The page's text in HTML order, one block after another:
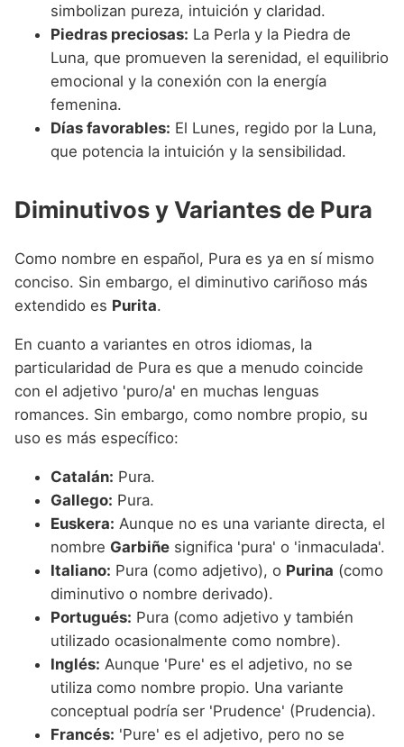
simbolizan pureza, intuición y claridad.
Piedras preciosas: La Perla y la Piedra de
Luna, que promueven la serenidad, el equilibrio
emocional y la conexión con la energía
femenina.
Días favorables: El Lunes, regido por la Luna,
que potencia la intuición y la sensibilidad.
Diminutivos y Variantes de Pura
Como nombre en español, Pura es ya en sí mismo
conciso. Sin embargo, el diminutivo cariñoso más
extendido es Purita.
En cuanto a variantes en otros idiomas, la
particularidad de Pura es que a menudo coincide
con el adjetivo 'puro/a' en muchas lenguas
romances. Sin embargo, como nombre propio, su
uso es más específico:
Catalán: Pura.
Gallego: Pura.
Euskera: Aunque no es una variante directa, el
nombre Garbiñe significa 'pura' o 'inmaculada'.
Italiano: Pura (como adjetivo), o Purina (como
diminutivo o nombre derivado).
Portugués: Pura (como adjetivo y también
utilizado ocasionalmente como nombre).
Inglés: Aunque 'Pure' es el adjetivo, no se
utiliza como nombre propio. Una variante
conceptual podría ser 'Prudence' (Prudencia).
Francés: 'Pure' es el adjetivo, pero no se